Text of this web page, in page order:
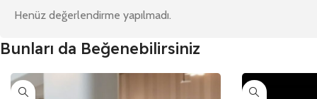
Henüz değerlendirme yapılmadı.
Bunları da Beğenebilirsiniz